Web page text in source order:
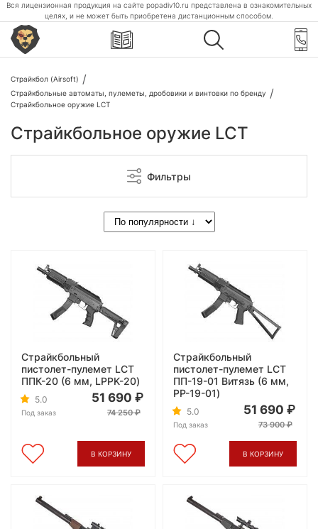
Вся лицензионная продукция на сайте popadiv10.ru представлена в ознакомительных
целях, и не может быть приобретена дистанционным способом.
Страйкбол (Airsoft)
Страйкбольные автоматы, пулеметы, дробовики и винтовки по бренду
Страйкбольное оружие LCT
Страйкбольное оружие LCT
Фильтры
Страйкбольный
пистолет-пулемет LCT
ППК-20 (6 мм, LPPK-20)
5.0
Под заказ
51 690
74 250
В КОРЗИНУ
Страйкбольный
пистолет-пулемет LCT
ПП-19-01 Витязь (6 мм,
PP-19-01)
5.0
Под заказ
51 690
73 900
В КОРЗИНУ